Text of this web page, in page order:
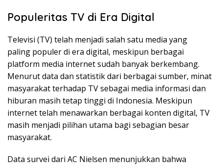
Populeritas TV di Era Digital
Televisi (TV) telah menjadi salah satu media yang
paling populer di era digital, meskipun berbagai
platform media internet sudah banyak berkembang.
Menurut data dan statistik dari berbagai sumber, minat
masyarakat terhadap TV sebagai media informasi dan
hiburan masih tetap tinggi di Indonesia. Meskipun
internet telah menawarkan berbagai konten digital, TV
masih menjadi pilihan utama bagi sebagian besar
masyarakat.
Data survei dari AC Nielsen menunjukkan bahwa